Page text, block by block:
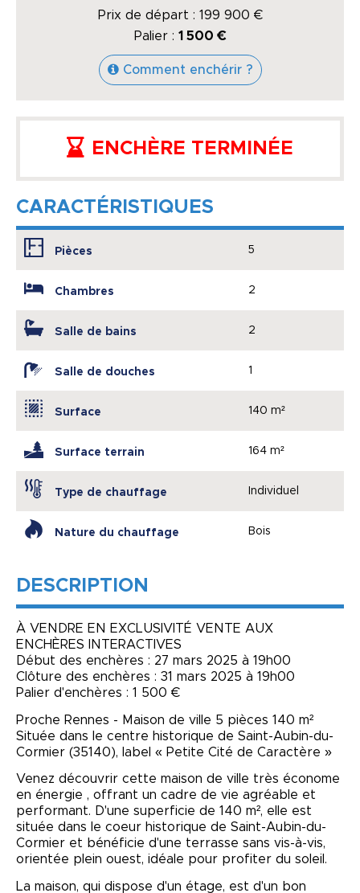
Prix de départ : 199 900 €
Palier : 1 500 €
Comment enchérir ?
ENCHÈRE TERMINÉE
CARACTÉRISTIQUES
Pièces 5
Chambres 2
Salle de bains 2
Salle de douches 1
Surface 140 m²
Surface terrain 164 m²
Type de chauffage Individuel
Nature du chauffage Bois
DESCRIPTION
À VENDRE EN EXCLUSIVITÉ VENTE AUX
ENCHÈRES INTERACTIVES
Début des enchères : 27 mars 2025 à 19h00
Clôture des enchères : 31 mars 2025 à 19h00
Palier d'enchères : 1 500 €
Proche Rennes - Maison de ville 5 pièces 140 m²
Située dans le centre historique de Saint-Aubin-du-
Cormier (35140), label « Petite Cité de Caractère »
Venez découvrir cette maison de ville très économe
en énergie , offrant un cadre de vie agréable et
performant. D'une superficie de 140 m², elle est
située dans le coeur historique de Saint-Aubin-du-
Cormier et bénéficie d'une terrasse sans vis-à-vis,
orientée plein ouest, idéale pour profiter du soleil.
La maison, qui dispose d'un étage, est d'un bon